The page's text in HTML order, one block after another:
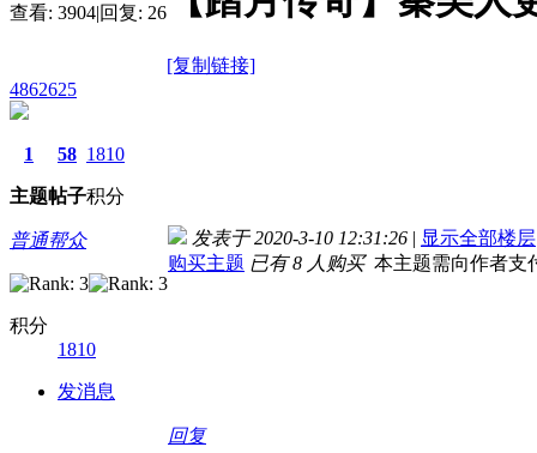
查看: 3904|回复: 26
[复制链接]
4862625
1
主题
58
帖子
1810
积分
普通帮众
积分
1810
发消息
发表于 2020-3-10 12:31:26 | 显示全部楼层
购买主题 已有 8 人购买 本主题需向作者支
回复